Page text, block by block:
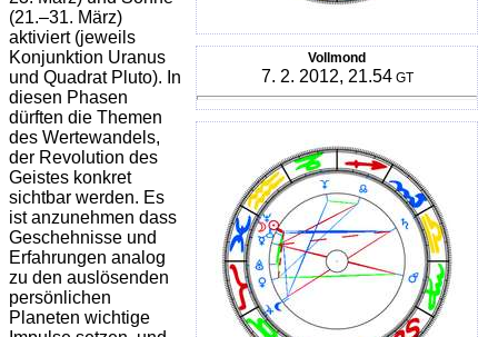
Vollmond
7. 2. 2012, 21.54GT
(21.–31. März)
aktiviert (jeweils
Konjunktion Uranus
und Quadrat Pluto). In
diesen Phasen
dürften die Themen
des Wertewandels,
der Revolution des
Geistes konkret
sichtbar werden. Es
ist anzunehmen dass
Geschehnisse und
Erfahrungen analog
zu den auslösenden
persönlichen
Planeten wichtige